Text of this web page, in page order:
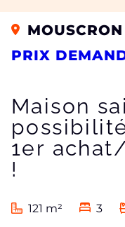
MOUSCRON
PRIX
Maison
1er
!
121 m² 3